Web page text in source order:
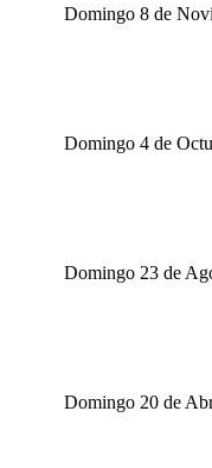
Domingo 8 de
Domingo 4 de
Domingo 23 de
Domingo 20 de